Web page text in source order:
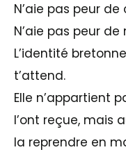
N’aie pas peur
N’aie pas peur
L’identité
t’attend.
Elle n’appartient
l’ont reçue, mais
la reprendre en